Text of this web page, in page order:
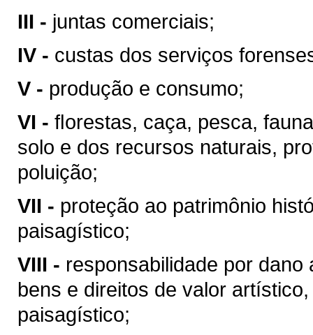
III - juntas comerciais;
IV - custas dos serviços
V - produção e consumo;
VI - ﬂorestas, caça, pesca,
solo e dos recursos naturais,
poluição;
VII - proteção ao patrimônio
paisagístico;
VIII - responsabilidade por
bens e direitos de valor
paisagístico;